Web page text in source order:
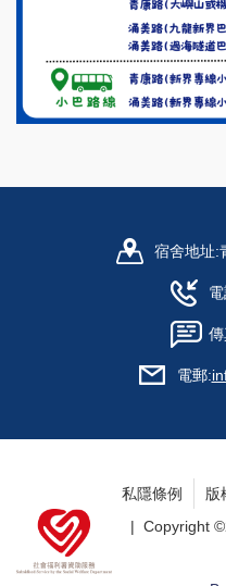
宿舍地址:
電郵:
私隱條例 版
| Copyright ©